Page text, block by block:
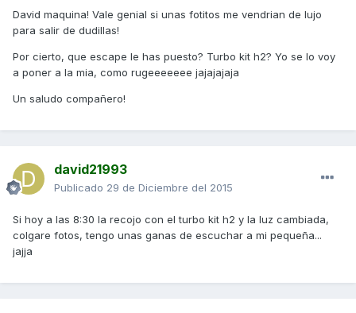
David maquina! Vale genial si unas fotitos me vendrian de lujo
para salir de dudillas!
Por cierto, que escape le has puesto? Turbo kit h2? Yo se lo voy
a poner a la mia, como rugeeeeeee jajajajaja
Un saludo compañero!
david21993
Publicado 29 de Diciembre del 2015
Si hoy a las 8:30 la recojo con el turbo kit h2 y la luz cambiada,
colgare fotos, tengo unas ganas de escuchar a mi pequeña...
jajja